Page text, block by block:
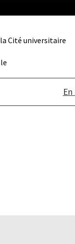
Cité universitaire